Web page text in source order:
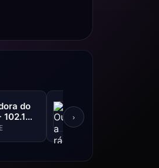
do
105.3 FM
›